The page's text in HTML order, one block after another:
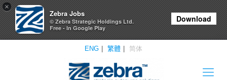
×
Zebra Jobs
© Zebra Strategic Holdings Ltd.
Free - In Google Play
Download
ENG 繁體 简体